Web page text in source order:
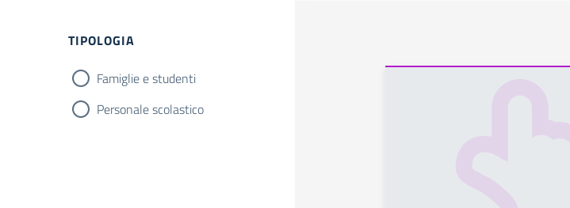
Filtri
TIPOLOGIA
Famiglie e studenti
Personale scolastico